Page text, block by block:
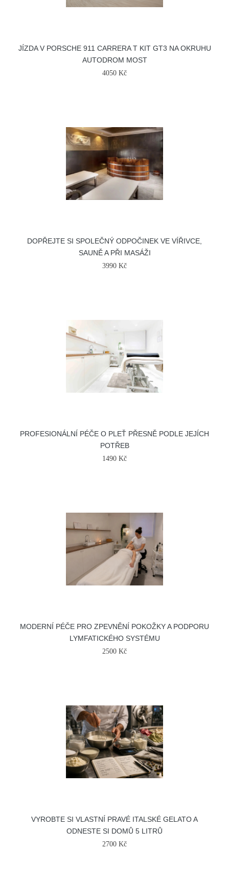
JÍZDA V PORSCHE 911 CARRERA T KIT GT3 NA OKRUHU
AUTODROM MOST
4050 Kč
DOPŘEJTE SI SPOLEČNÝ ODPOČINEK VE VÍŘIVCE,
SAUNĚ A PŘI MASÁŽI
3990 Kč
PROFESIONÁLNÍ PÉČE O PLEŤ PŘESNĚ PODLE JEJÍCH
POTŘEB
1490 Kč
MODERNÍ PÉČE PRO ZPEVNĚNÍ POKOŽKY A PODPORU
LYMFATICKÉHO SYSTÉMU
2500 Kč
VYROBTE SI VLASTNÍ PRAVÉ ITALSKÉ GELATO A
ODNESTE SI DOMŮ 5 LITRŮ
2700 Kč